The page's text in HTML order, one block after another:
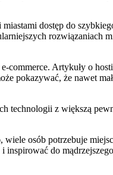
dostęp do
rozwiązaniach
Artykuły o
pokazywać, że nawet
z większą
osób potrzebuje
do